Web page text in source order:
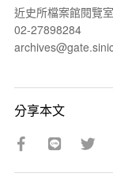
近史所檔案館閱覽室
02-27898284
分享本文